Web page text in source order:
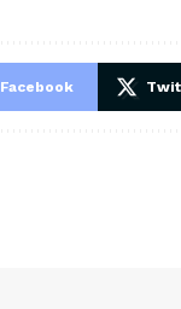
Facebook